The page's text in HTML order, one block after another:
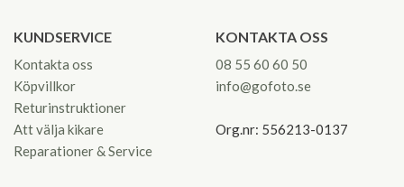
KUNDSERVICE
Kontakta oss
Köpvillkor
Returinstruktioner
Att välja kikare
Reparationer & Service
KONTAKTA OSS
08 55 60 60 50
info@gofoto.se
Org.nr: 556213-0137